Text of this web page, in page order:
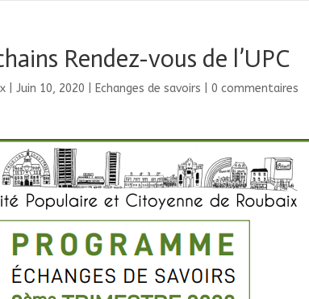
Rendez-vous de l’UPC
| Juin 10, 2020 Echanges de savoirs 0 commentaires